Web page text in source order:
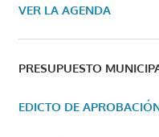
VER LA AGENDA
PRESUPUESTO
EDICTO DE